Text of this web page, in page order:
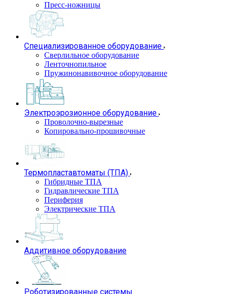
Пресс-ножницы
Специализированное оборудование
Сверлильное оборудование
Ленточнопильное
Пружинонавивочное оборудование
Электроэрозионное оборудование
Проволочно-вырезные
Копировально-прошивочные
Термопластавтоматы (ТПА)
Гибридные ТПА
Гидравлические ТПА
Периферия
Электрические ТПА
Аддитивное оборудование
Роботизированные системы